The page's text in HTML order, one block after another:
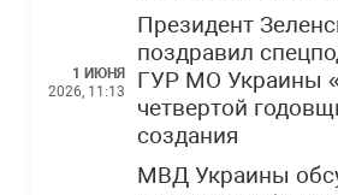
1 ИЮНЯ
2026, 11:13
Президент
поздравил
ГУР МО Украины
четвертой
создания
МВД Украины